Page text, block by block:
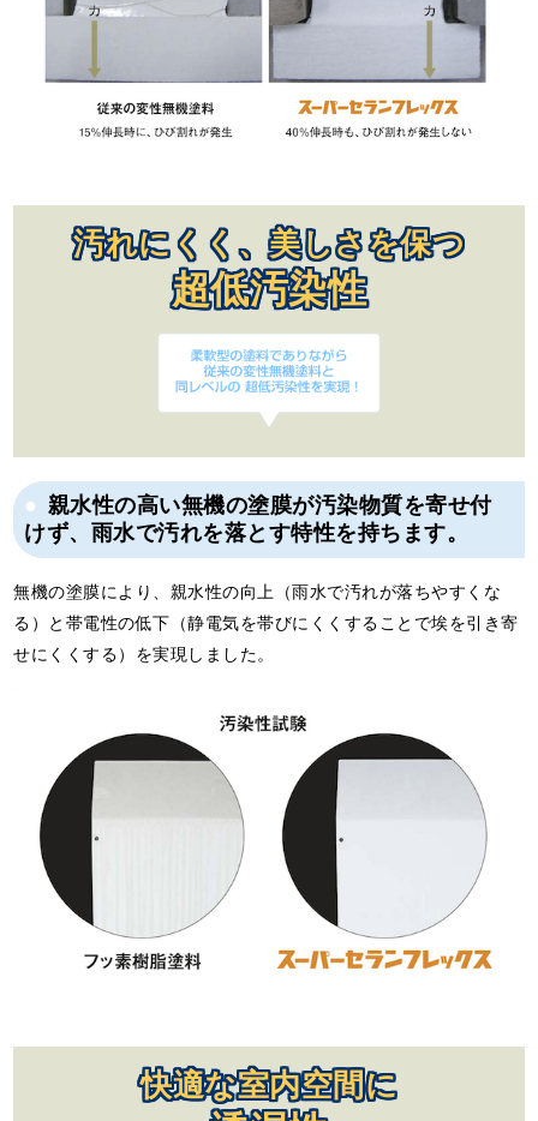
汚れにくく、美しさを保つ
超低汚染性
親水性の高い無機の塗膜が汚染物質を寄せ付
けず、雨水で汚れを落とす特性を持ちます。
無機の塗膜により、親水性の向上（雨水で汚れが落ちやすくな
る）と帯電性の低下（静電気を帯びにくくすることで埃を引き寄
せにくくする）を実現しました。
快適な室内空間に